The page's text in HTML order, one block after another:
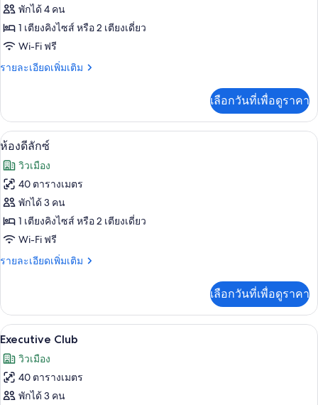
ของ
ห้อง
ซู
พี
พักได้ 4 คน
1 เตียงคิงไซส์ หรือ 2 เตียงเดี่ยว
Wi-Fi ฟรี
รายละเอียดเพิ่มเติม
ราย
เกี่ยว
กับ
ห้อง
พี
เรีย
เลือกวันที่เพื่อดูราคา
เปิด
ภาพถ่าย
ทั้งหมด
ของ
ห้อง
ดี
ลัก
มินิบาร์, ตู้นิรภัยในห้องพัก, โต๊ะทำงาน,
7
ห้องดีลักซ์
วิวเมือง
40 ตารางเมตร
พักได้ 3 คน
1 เตียงคิงไซส์ หรือ 2 เตียงเดี่ยว
Wi-Fi ฟรี
รายละเอียดเพิ่มเติม
ราย
เกี่ยว
กับ
ห้อง
ลัก
ซ์
เลือกวันที่เพื่อดูราคา
เปิด
ภาพถ่าย
ทั้งหมด
ของ
Executive Club | มินิบาร์, ตู้นิ
7
Executive Club
วิวเมือง
40 ตารางเมตร
พักได้ 3 คน